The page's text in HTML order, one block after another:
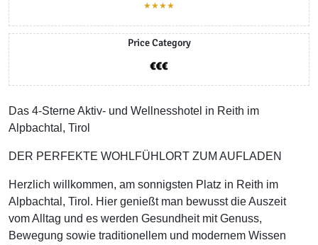
★★★★
Price Category
Das 4-Sterne Aktiv- und Wellnesshotel in Reith im
Alpbachtal, Tirol
DER PERFEKTE WOHLFÜHLORT ZUM AUFLADEN
Herzlich willkommen, am sonnigsten Platz in Reith im
Alpbachtal, Tirol. Hier genießt man bewusst die Auszeit
vom Alltag und es werden Gesundheit mit Genuss,
Bewegung sowie traditionellem und modernem Wissen